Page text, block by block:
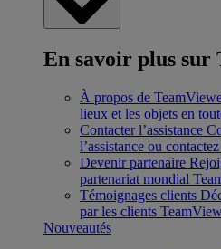
En savoir plus sur
À propos de
lieux et les objets en
Contacter l’assistance
l’assistance ou
Devenir partenaire
partenariat mondial
Témoignages clients
par les clients
Nouveautés